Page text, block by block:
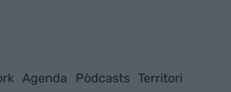
Agenda Pòdcasts Territori